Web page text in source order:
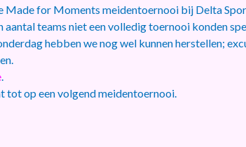
Made for Moments meidentoernooi bij Delta
teams niet een volledig toernooi konden
hebben we nog wel kunnen herstellen;
tot op een volgend meidentoernooi.